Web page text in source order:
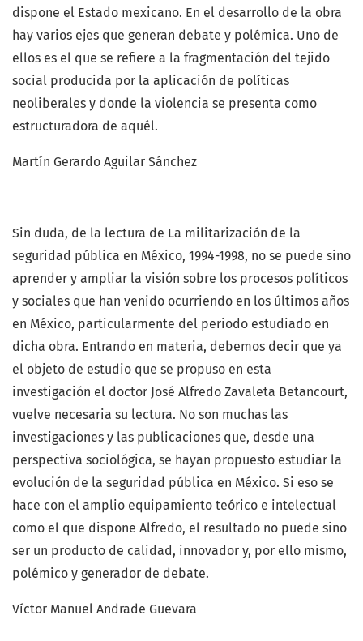
dispone el Estado mexicano. En el desarrollo de la obra
hay varios ejes que generan debate y polémica. Uno de
ellos es el que se refiere a la fragmentación del tejido
social producida por la aplicación de políticas
neoliberales y donde la violencia se presenta como
estructuradora de aquél.
Martín Gerardo Aguilar Sánchez
Sin duda, de la lectura de La militarización de la
seguridad pública en México, 1994-1998, no se puede sino
aprender y ampliar la visión sobre los procesos políticos
y sociales que han venido ocurriendo en los últimos años
en México, particularmente del periodo estudiado en
dicha obra. Entrando en materia, debemos decir que ya
el objeto de estudio que se propuso en esta
investigación el doctor José Alfredo Zavaleta Betancourt,
vuelve necesaria su lectura. No son muchas las
investigaciones y las publicaciones que, desde una
perspectiva sociológica, se hayan propuesto estudiar la
evolución de la seguridad pública en México. Si eso se
hace con el amplio equipamiento teórico e intelectual
como el que dispone Alfredo, el resultado no puede sino
ser un producto de calidad, innovador y, por ello mismo,
polémico y generador de debate.
Víctor Manuel Andrade Guevara